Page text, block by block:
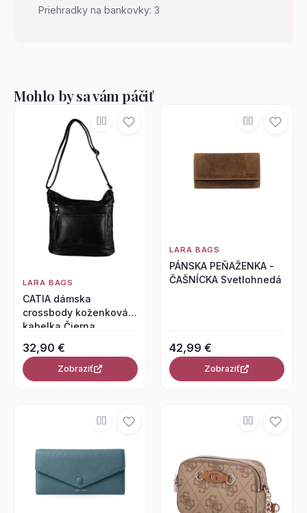
Priehradky na bankovky: 3
Mohlo by sa vám páčiť
LARA BAGS
CATIA dámska
crossbody koženková
kabelka Čierna
32,90 €
Zobraziť
LARA BAGS
PÁNSKA PEŇAŽENKA -
ČAŠNÍCKA Svetlohnedá
42,99 €
Zobraziť